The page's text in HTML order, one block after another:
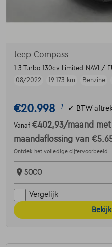
Jeep Compass
1.3 Turbo 130cv Limited NAVI /
08/2022
19.173 km Benzine
€20.998 1 ✓ BTW
Vanaf €402,93/maand
maandaflossing van
Ontdek het volledige cijfervoorbeeld
SOCO
Vergelijk